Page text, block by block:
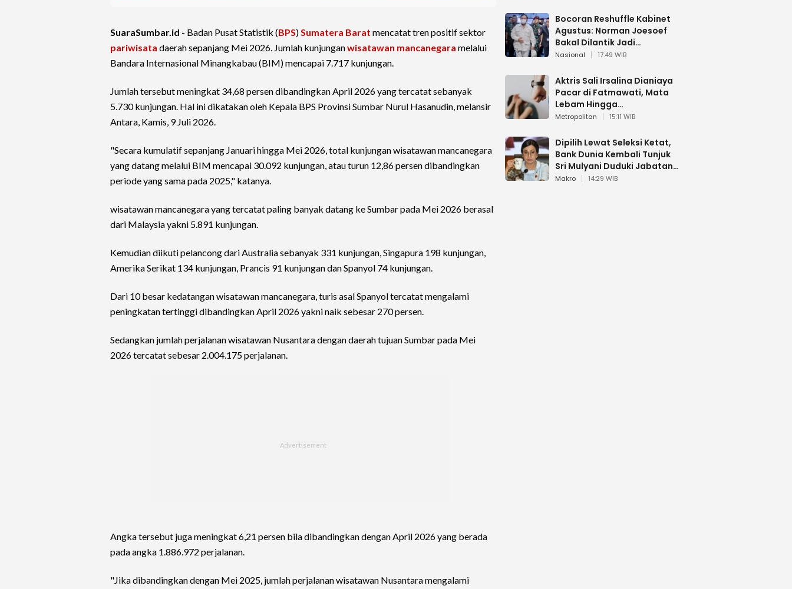
SuaraSumbar.id - Badan Pusat Statistik (BPS)Sumatera Barat mencatat tren positif sektor
pariwisata daerah sepanjang Mei 2026. Jumlah kunjunganwisatawan mancanegara melalui
Bandara Internasional Minangkabau (BIM) mencapai 7.717 kunjungan.
Jumlah tersebut meningkat 34,68 persen dibandingkan April 2026 yang tercatat sebanyak
5.730 kunjungan. Hal ini dikatakan oleh Kepala BPS Provinsi Sumbar Nurul Hasanudin, melansir
Antara, Kamis, 9 Juli 2026.
"Secara kumulatif sepanjang Januari hingga Mei 2026, total kunjungan wisatawan mancanegara
yang datang melalui BIM mencapai 30.092 kunjungan, atau turun 12,86 persen dibandingkan
periode yang sama pada 2025," katanya.
wisatawan mancanegara yang tercatat paling banyak datang ke Sumbar pada Mei 2026 berasal
dari Malaysia yakni 5.891 kunjungan.
Kemudian diikuti pelancong dari Australia sebanyak 331 kunjungan, Singapura 198 kunjungan,
Amerika Serikat 134 kunjungan, Prancis 91 kunjungan dan Spanyol 74 kunjungan.
Dari 10 besar kedatangan wisatawan mancanegara, turis asal Spanyol tercatat mengalami
peningkatan tertinggi dibandingkan April 2026 yakni naik sebesar 270 persen.
Sedangkan jumlah perjalanan wisatawan Nusantara dengan daerah tujuan Sumbar pada Mei
2026 tercatat sebesar 2.004.175 perjalanan.
Angka tersebut juga meningkat 6,21 persen bila dibandingkan dengan April 2026 yang berada
pada angka 1.886.972 perjalanan.
"Jika dibandingkan dengan Mei 2025, jumlah perjalanan wisatawan Nusantara mengalami
Bocoran Reshuffle Kabinet
Agustus: Norman Joesoef
Bakal Dilantik Jadi
Wamenhan RI
Nasional 17:49 WIB
Aktris Sali Irsalina Dianiaya
Pacar di Fatmawati, Mata
Lebam Hingga
Diselamatkan Polantas
Metropolitan 15:11 WIB
Dipilih Lewat Seleksi Ketat,
Bank Dunia Kembali Tunjuk
Sri Mulyani Duduki Jabatan
Strategis
Makro 14:29 WIB